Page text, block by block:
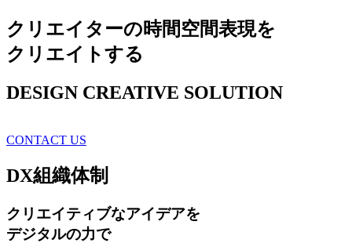
クリエイターの時間空間表現を
クリエイトする
DESIGN CREATIVE SOLUTION
CONTACT US
DX組織体制
クリエイティブなアイデアを
デジタルの力で